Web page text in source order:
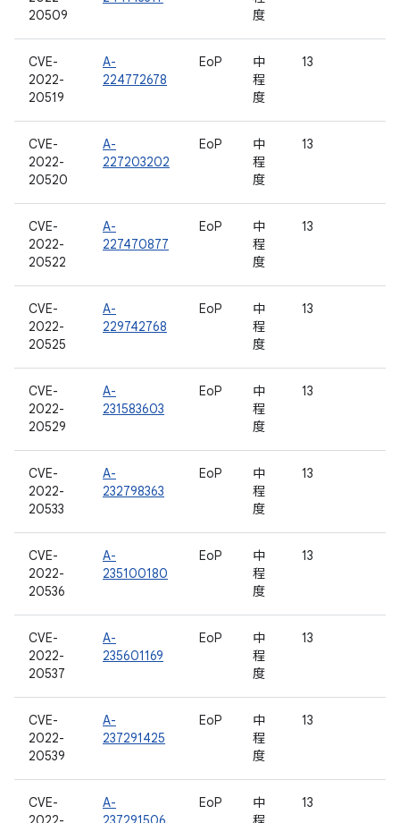
20509
度
CVE-
2022-
20519
A-
224772678
EoP
中
程
度
13
CVE-
2022-
20520
A-
227203202
EoP
中
程
度
13
CVE-
2022-
20522
A-
227470877
EoP
中
程
度
13
CVE-
2022-
20525
A-
229742768
EoP
中
程
度
13
CVE-
2022-
20529
A-
231583603
EoP
中
程
度
13
CVE-
2022-
20533
A-
232798363
EoP
中
程
度
13
CVE-
2022-
20536
A-
235100180
EoP
中
程
度
13
CVE-
2022-
20537
A-
235601169
EoP
中
程
度
13
CVE-
2022-
20539
A-
237291425
EoP
中
程
度
13
CVE-
A-
EoP
中
13